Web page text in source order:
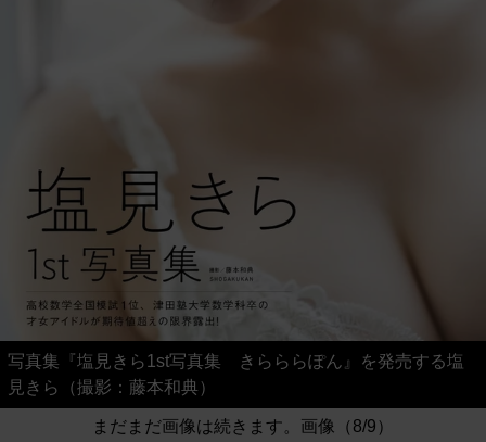
写真集『塩見きら1st写真集 きらららぽん』を発売する塩
見きら（撮影：藤本和典）
まだまだ画像は続きます。画像（8/9）